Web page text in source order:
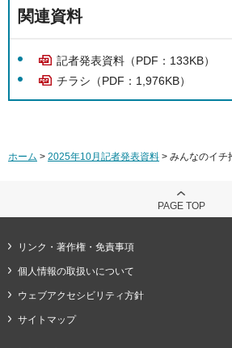
関連資料
記者発表資料（PDF：133KB）
チラシ（PDF：1,976KB）
ホーム > 2025年10月記者発表資料 > みんなのイチ
PAGE TOP
リンク・著作権・免責事項
個人情報の取扱いについて
ウェブアクセシビリティ方針
サイトマップ